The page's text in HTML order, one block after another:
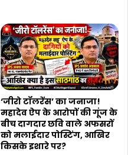
‘जीरो टॉलरेंस’ का जनाजा!
महादेव ऐप के आरोपों की गूंज के
बीच दागदार छवि वाले अफसरों
को मलाईदार पोस्टिंग, आखिर
किसके इशारे पर?